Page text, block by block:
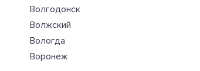
Волгодонск
Волжский
Вологда
Воронеж